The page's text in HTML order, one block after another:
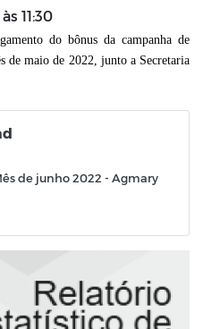
11:30
do bônus da campanha de
de maio de 2022, junto a Secretaria
de junho 2022 - Agmary